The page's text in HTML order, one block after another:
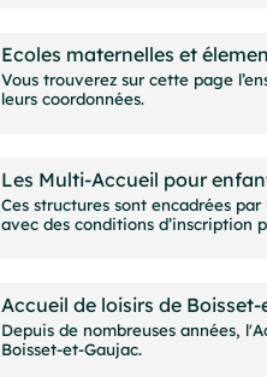
Ecoles maternelles et
Vous trouverez sur cette page
leurs coordonnées.
Les Multi-Accueil pour
Ces structures sont encadrées
avec des conditions d’inscription
Accueil de loisirs de
Depuis de nombreuses années,
Boisset-et-Gaujac.